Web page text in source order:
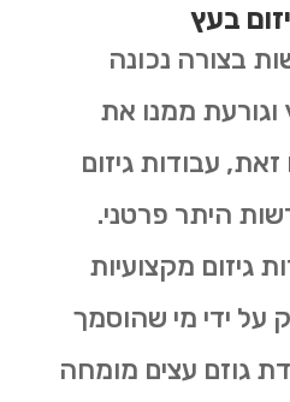
בעץ
בצורה נכונה
ממנו את
עבודות גיזום
היתר פרטני.
גיזום מקצועיות
על ידי מי שהוסמך
גוזם עצים מומחה